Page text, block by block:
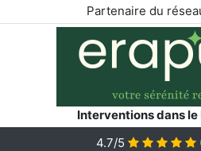
Partenaire du
Interventions dans le
4.7/5